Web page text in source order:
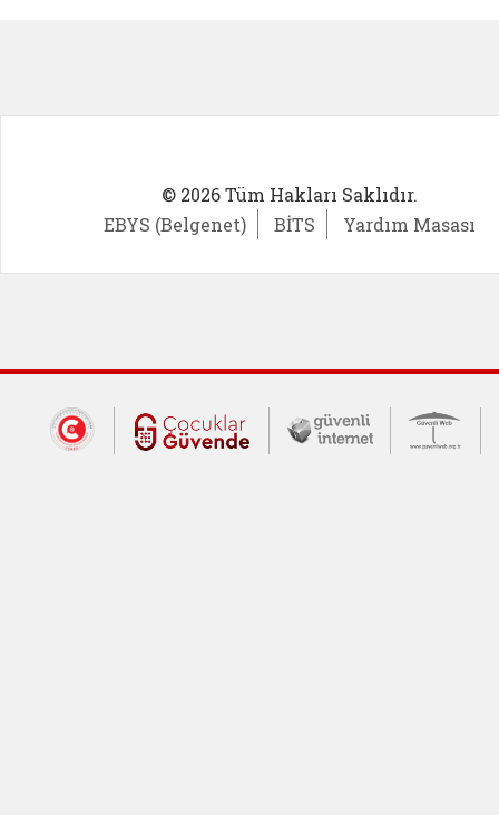
© 2026 Tüm Hakları Saklıdır.
EBYS (Belgenet)
BİTS Yardım Masası
Dış Bağlantılar
Cumhurbaşkanlığı İletişim Merkezi
Çocuklar Güvende (yeni
Güvenli